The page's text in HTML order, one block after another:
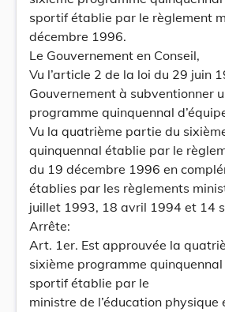
sportif établie par le règlement
décembre 1996.
Le Gouvernement en Conseil,
Vu l’article 2 de la loi du 29 juin
Gouvernement à subventionner
programme quinquennal
Vu la quatrième partie du
quinquennal établie par le
du 19 décembre 1996 en
établies par les règlements
juillet 1993, 18 avril 1994 et 14
Arrête:
Art. 1er. Est approuvée la
sixième programme quinquennal
sportif établie par le
ministre de l’éducation physique